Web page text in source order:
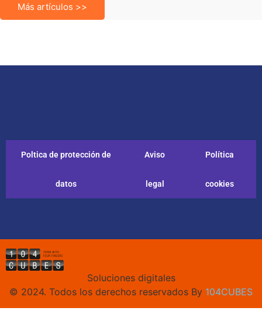
Más artículos >>
Poltica de protección de
datos
Aviso
legal
Política
cookies
Soluciones digitales
© 2024. Todos los derechos reservados By 104CUBES